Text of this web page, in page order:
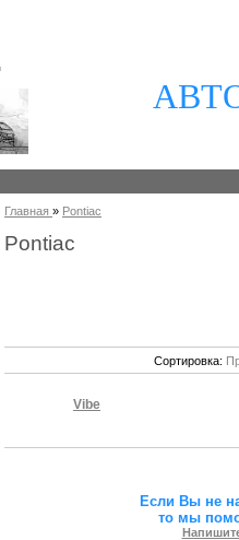
Главная » Pontiac
Pontiac
Сортировка:
Vibe
Если Вы не
то мы